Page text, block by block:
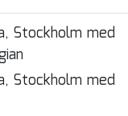
Stockholm med
Stockholm med